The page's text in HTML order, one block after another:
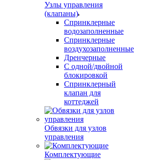
Узлы управления
(клапаны)
Спринклерные
водозаполненные
Спринклерные
воздухозаполненные
Дренчерные
С одной/двойной
блокировкой
Спринклерный
клапан для
коттеджей
Обвязки для узлов
управления
Комплектующие